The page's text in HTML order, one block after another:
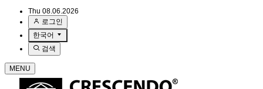
Thu 08.06.2026
로그인
한국어
검색
MENU